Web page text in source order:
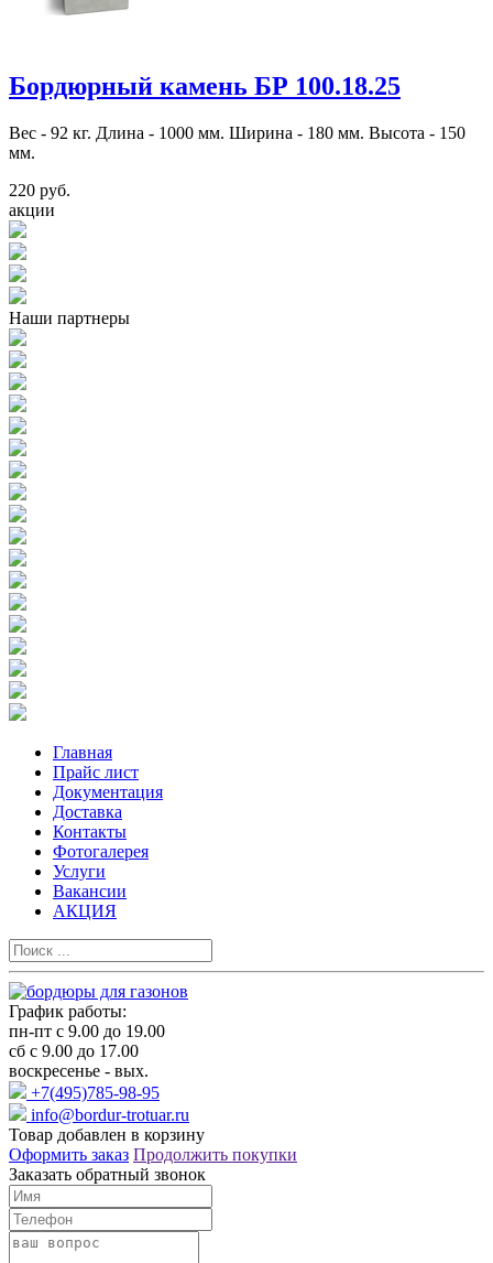
Бордюрный камень БР 100.18.25
Вес - 92 кг. Длина - 1000 мм. Ширина - 180 мм. Высота - 150
мм.
220 руб.
акции
Наши партнеры
Главная
Прайс лист
Документация
Доставка
Контакты
Фотогалерея
Услуги
Вакансии
АКЦИЯ
График работы:
пн-пт с 9.00 до 19.00
сб с 9.00 до 17.00
воскресенье - вых.
+7(495)785-98-95
info@bordur-trotuar.ru
Товар добавлен в корзину
Оформить заказ Продолжить покупки
Заказать обратный звонок